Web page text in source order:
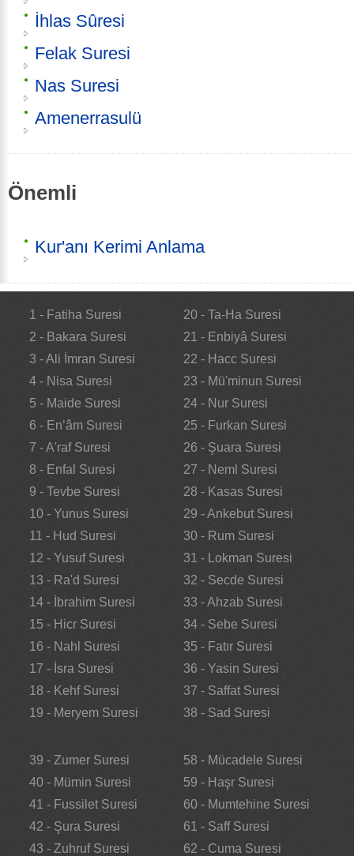
İhlas Sûresi
Felak Suresi
Nas Suresi
Amenerrasulü
Önemli
Kur'anı Kerimi Anlama
1 - Fatiha Suresi
2 - Bakara Suresi
3 - Ali İmran Suresi
4 - Nisa Suresi
5 - Maide Suresi
6 - En’âm Suresi
7 - A'raf Suresi
8 - Enfal Suresi
9 - Tevbe Suresi
10 - Yunus Suresi
11 - Hud Suresi
12 - Yusuf Suresi
13 - Ra'd Suresi
14 - İbrahim Suresi
15 - Hicr Suresi
16 - Nahl Suresi
17 - İsra Suresi
18 - Kehf Suresi
19 - Meryem Suresi
20 - Ta-Ha Suresi
21 - Enbiyâ Suresi
22 - Hacc Suresi
23 - Mü'minun Suresi
24 - Nur Suresi
25 - Furkan Suresi
26 - Şuara Suresi
27 - Neml Suresi
28 - Kasas Suresi
29 - Ankebut Suresi
30 - Rum Suresi
31 - Lokman Suresi
32 - Secde Suresi
33 - Ahzab Suresi
34 - Sebe Suresi
35 - Fatır Suresi
36 - Yasin Suresi
37 - Saffat Suresi
38 - Sad Suresi
39 - Zumer Suresi
40 - Mümin Suresi
41 - Fussilet Suresi
42 - Şura Suresi
43 - Zuhruf Suresi
58 - Mücadele Suresi
59 - Haşr Suresi
60 - Mumtehine Suresi
61 - Saff Suresi
62 - Cuma Suresi